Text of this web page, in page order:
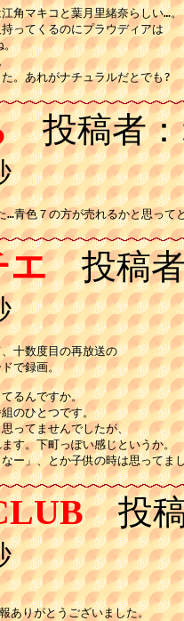
角マキコと葉月里緒奈らしい…。
ってくるのにプラウディアは
。
。あれがナチュラルだとでも?
投稿者：
…青色７の方が売れるかと思って
エ投稿
十数度目の再放送の
で録画。
るんですか。
のひとつです。
ってませんでしたが、
す。下町っぽい感じというか。
ー」、とか子供の時は思ってま
投稿
ありがとうございました。